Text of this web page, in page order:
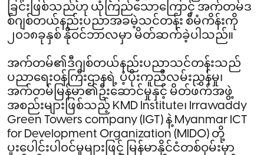
ခြင်းဖြစ်သည်ဟု ယုံကြည်သောကြောင့် အက်တမ်ဒ
စ်ဂျစ်တယ်နည်းပညာအခမဲ့သင်တန်း စီမံကိန်းကို
၂၀၁၈ခုနှစ် နိုဝင်ဘာလမှာ မိတ်ဆက်ခဲ့ပါသည်။
အက်တမ်၏ဒီဂျစ်တယ်နည်းပညာသင်တန်းသည်
ပညာရေးဝန်ကြီးဌာနရဲ့ ပံ့ပိုးကူညီလမ်းညွှန်မှု၊
အက်တမ်မြန်မာ၏ဦးဆောင်မှုနှင့် မိတ်ဖက်အဖွဲ့
အစည်းများဖြစ်သည့် KMD Institute၊ Irrawaddy
Green Towers company (IGT) နဲ့ Myanmar ICT
for Development Organization (MIDO) တို့
ပူးပေါင်းပါ၀င်မှုများဖြင့် မြန်မာနိုင်ငံတစ်ဝှမ်းမှာ